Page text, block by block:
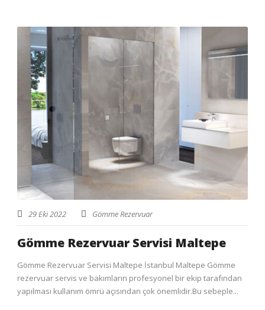
29 Eki 2022 Gömme Rezervuar
Gömme Rezervuar Servisi Maltepe
Gömme Rezervuar Servisi Maltepe İstanbul Maltepe Gömme
rezervuar servis ve bakımların profesyonel bir ekip tarafından
yapılması kullanım ömrü açısından çok önemlidir.Bu sebeple...